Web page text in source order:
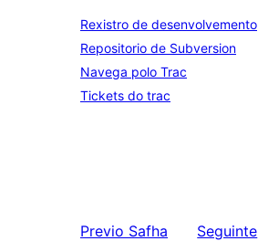
Rexistro de desenvolvemento
Repositorio de Subversion
Navega polo Trac
Tickets do trac
Previo Safha
Seguinte